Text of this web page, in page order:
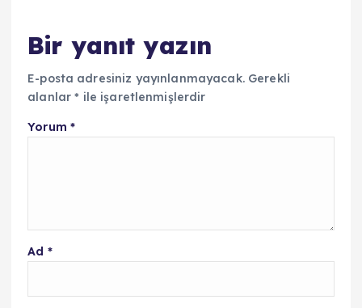
Bir yanıt yazın
E-posta adresiniz yayınlanmayacak. Gerekli
alanlar* ile işaretlenmişlerdir
Yorum *
Ad *